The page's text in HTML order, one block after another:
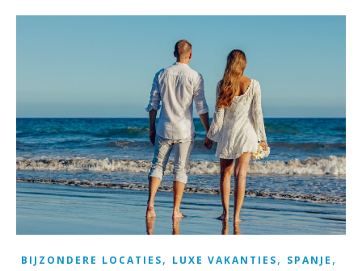
BIJZONDERE LOCATIES, LUXE VAKANTIES, SPANJE ,